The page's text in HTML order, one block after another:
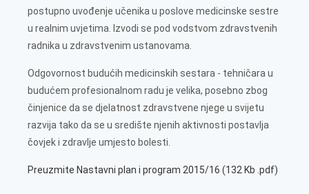
postupno uvođenje učenika u poslove medicinske sestre
u realnim uvjetima. Izvodi se pod vodstvom zdravstvenih
radnika u zdravstvenim ustanovama.
Odgovornost budućih medicinskih sestara - tehničara u
budućem profesionalnom radu je velika, posebno zbog
činjenice da se djelatnost zdravstvene njege u svijetu
razvija tako da se u središte njenih aktivnosti postavlja
čovjek i zdravlje umjesto bolesti.
Preuzmite Nastavni plan i program 2015/16 (132 Kb .pdf)